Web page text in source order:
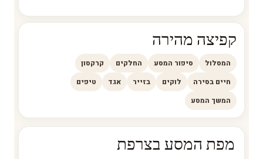
קפיצה מהירה
המסלול סיפור המסע החלקים
קרקסון
חיים בסירה
לוקים בזייר אגד
טיפים
המשך המסע
מפת המסע בצרפת